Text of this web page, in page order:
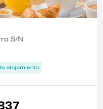
S/N
alojamiento